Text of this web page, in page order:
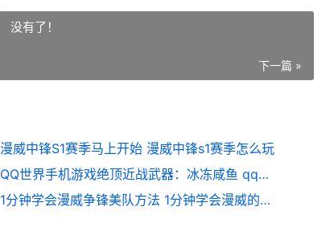
没有了！
下一篇 »
漫威中锋S1赛季马上开始 漫威中锋s1赛季怎么玩
QQ世界手机游戏绝顶近战武器：冰冻咸鱼 qq世界手机游戏怎么玩
1分钟学会漫威争锋美队方法 1分钟学会漫威的视频